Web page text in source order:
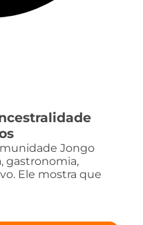
Jongo
gastronomia,
Ele mostra que